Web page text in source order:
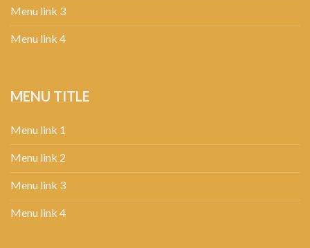
Menu link 3
Menu link 4
MENU TITLE
Menu link 1
Menu link 2
Menu link 3
Menu link 4